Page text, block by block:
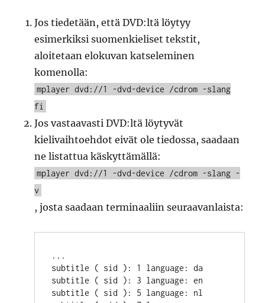
Jos tiedetään, että DVD:ltä löytyy
esimerkiksi suomenkieliset tekstit,
aloitetaan elokuvan katseleminen
komenolla:
mplayer dvd://1 -dvd-device /cdrom -slang
fi
Jos vastaavasti DVD:ltä löytyvät
kielivaihtoehdot eivät ole tiedossa, saadaan
ne listattua käskyttämällä:
mplayer dvd://1 -dvd-device /cdrom -slang -
v
, josta saadaan terminaaliin seuraavanlaista:
...
subtitle ( sid ): 1 language: da
subtitle ( sid ): 3 language: en
subtitle ( sid ): 5 language: nl